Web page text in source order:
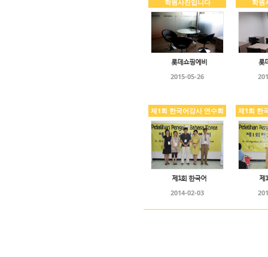
학원사진입니다
롯데쇼핑에비
2015-05-26
학원
롯
제1회 한국어강사 연수회
제1회 한국어
2014-02-03
제1회 한
제